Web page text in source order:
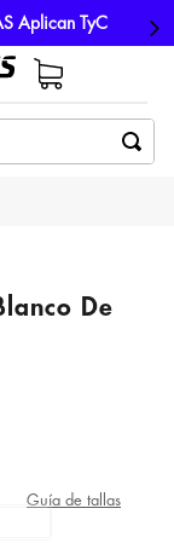
Aplican TyC
De
Guía de tallas